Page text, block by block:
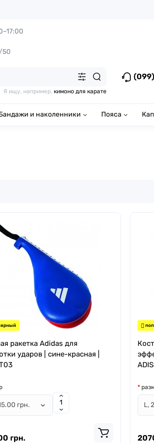
50
Я ищу, например, кимоно для карате
и наколенники Пояса
ракетка Adidas для
ударов | сине-красная |
грн.